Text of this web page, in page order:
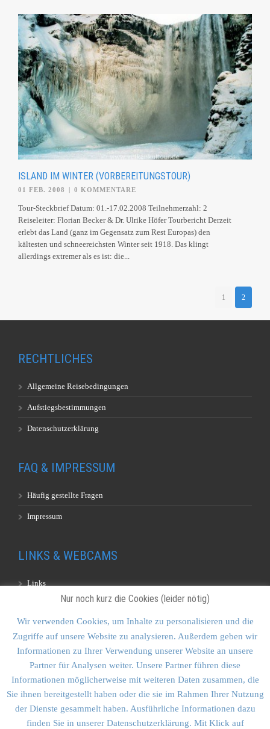
ISLAND IM WINTER (VORBEREITUNGSTOUR)
01 FEB. 2008 0 KOMMENTARE
Tour-Steckbrief Datum: 01.-17.02.2008 Teilnehmerzahl: 2
Reiseleiter: Florian Becker & Dr. Ulrike Höfer Tourbericht Derzeit
erlebt das Land (ganz im Gegensatz zum Rest Europas) den
kältesten und schneereichsten Winter seit 1918. Das klingt
allerdings extremer als es ist: die...
1 2
RECHTLICHES
Allgemeine Reisebedingungen
Aufstiegsbestimmungen
Datenschutzerklärung
FAQ & IMPRESSUM
Häufig gestellte Fragen
Impressum
LINKS & WEBCAMS
Links
KONTAKT & SITEMAP
Kontakt
Sitemap
Vulkankultour-BUFF®
Nur noch kurz die Cookies (leider nötig)
Wir verwenden Cookies, um Inhalte zu personalisieren und die
Zugriffe auf unsere Website zu analysieren. Außerdem geben wir
Informationen zu Ihrer Verwendung unserer Website an unsere
Partner für Analysen weiter. Unsere Partner führen diese
Informationen möglicherweise mit weiteren Daten zusammen, die
Sie ihnen bereitgestellt haben oder die sie im Rahmen Ihrer Nutzung
der Dienste gesammelt haben. Ausführliche Informationen dazu
finden Sie in unserer Datenschutzerklärung. Mit Klick auf